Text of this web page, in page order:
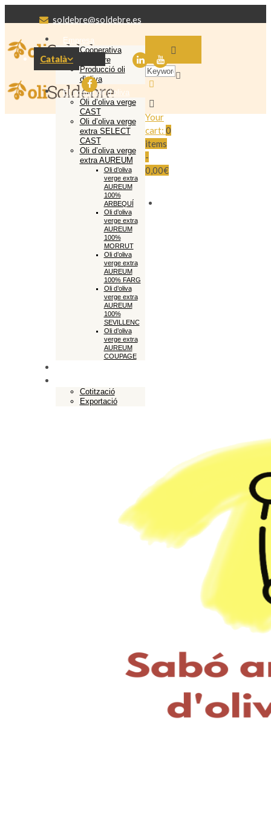
soldebre@soldebre.es
Català
Empresa
Cooperativa
Soldebre
Producció oli
d’oliva
El nostre oli d’oliva
Oli d’oliva verge
CAST
Oli d’oliva verge
extra SELECT
CAST
Oli d’oliva verge
extra AUREUM
Oli d’oliva
verge extra
AUREUM
100%
ARBEQUÍ
Oli d’oliva
verge extra
AUREUM
100%
MORRUT
Oli d’oliva
verge extra
AUREUM
100% FARG
Oli d’oliva
verge extra
AUREUM
100%
SEVILLENC
Oli d’oliva
verge extra
AUREUM
COUPAGE
Cotització
Exportació
Your
cart: 0
items
-
0,00€
Oli d’oliva verge CAST
Oli d’oliva verge extra SELECT CAST
Oli d’oliva verge extra AUREUM
Oli d’oliva verge extra AUREUM 100% ARBEQUÍ
Oli d’oliva verge extra AUREUM 100% MORRUT
Oli d’oliva verge extra AUREUM 100% FARG
Oli d’oliva verge extra AUREUM 100% SEVILLENC
Oli d’oliva verge extra AUREUM COUPAGE